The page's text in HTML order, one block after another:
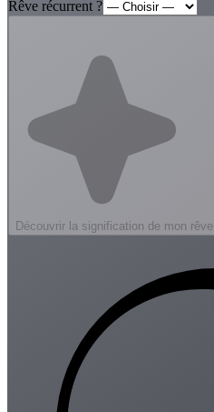
Rêve récurrent ?
Découvrir la signification de mon rêve